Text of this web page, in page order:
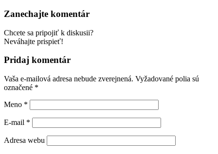
Zanechajte komentár
Chcete sa pripojiť k diskusii?
Neváhajte prispieť!
Pridaj komentár
Vaša e-mailová adresa nebude zverejnená. Vyžadované polia sú
označené *
Meno *
E-mail *
Adresa webu